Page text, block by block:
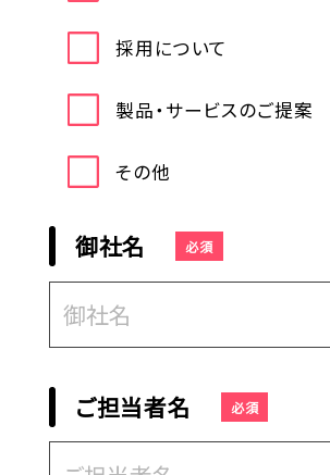
採用について
製品・サービスのご提案
その他
御社名 必須
ご担当者名 必須